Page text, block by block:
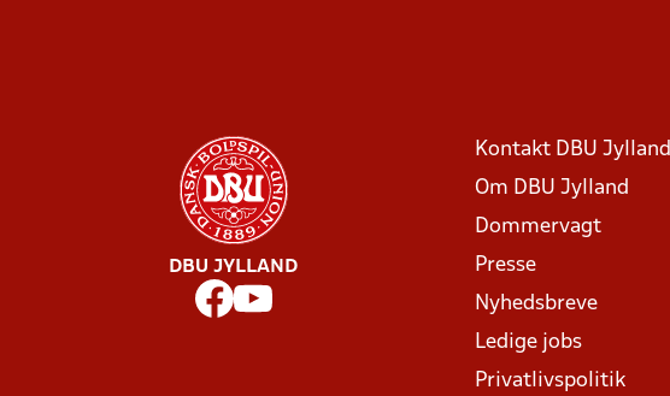
DBU JYLLAND
Kontakt DBU Jylland
Om DBU Jylland
Dommervagt
Presse
Nyhedsbreve
Ledige jobs
Privatlivspolitik